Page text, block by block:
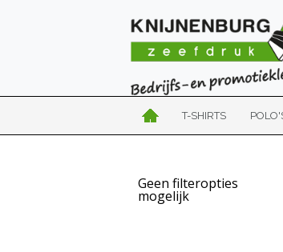
T-SHIRTS
Geen filteropties
mogelijk